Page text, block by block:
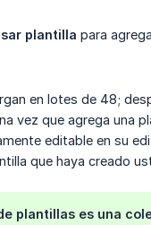
plantilla para
en lotes de 48;
vez que agrega una
editable en su
que haya creado
plantillas es una